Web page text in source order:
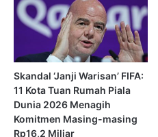
Skandal ‘Janji Warisan’ FIFA:
11 Kota Tuan Rumah Piala
Dunia 2026 Menagih
Komitmen Masing-masing
Rp16,2 Miliar